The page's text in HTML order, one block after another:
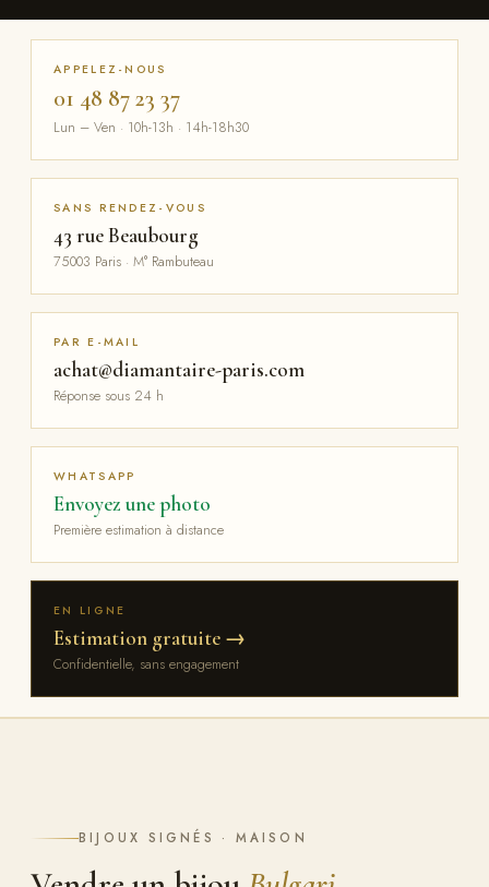
APPELEZ-NOUS
01 48 87 23 37
Lun – Ven · 10h-13h · 14h-18h30
SANS RENDEZ-VOUS
43 rue Beaubourg
75003 Paris · M° Rambuteau
PAR E-MAIL
achat@diamantaire-paris.com
Réponse sous 24 h
WHATSAPP
Envoyez une photo
Première estimation à distance
EN LIGNE
Estimation gratuite →
Confidentielle, sans engagement
BIJOUX SIGNÉS · MAISON